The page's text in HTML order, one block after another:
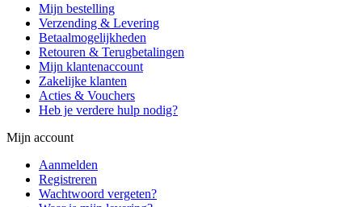
Mijn bestelling
Verzending & Levering
Betaalmogelijkheden
Retouren & Terugbetalingen
Mijn klantenaccount
Zakelijke klanten
Acties & Vouchers
Heb je verdere hulp nodig?
Mijn account
Aanmelden
Registreren
Wachtwoord vergeten?